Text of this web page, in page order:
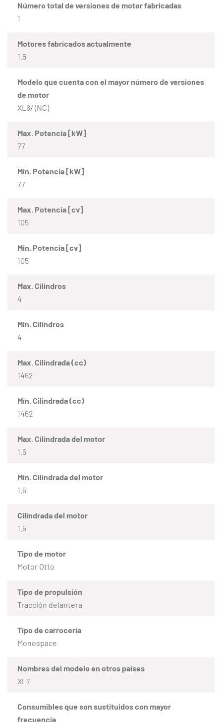
Número total de versiones de motor fabricadas
1
Motores fabricados actualmente
1.5
Modelo que cuenta con el mayor número de versiones
de motor
XL6/ (NC)
Max. Potencia [kW]
77
Mín. Potencia [kW]
77
Max. Potencia [cv]
105
Mín. Potencia [cv]
105
Max. Cilindros
4
Mín. Cilindros
4
Max. Cilindrada (cc)
1462
Mín. Cilindrada (cc)
1462
Max. Cilindrada del motor
1.5
Mín. Cilindrada del motor
1.5
Cilindrada del motor
1.5
Tipo de motor
Motor Otto
Tipo de propulsión
Tracción delantera
Tipo de carrocería
Monospace
Nombres del modelo en otros países
XL7
Consumibles que son sustituidos con mayor
frecuencia